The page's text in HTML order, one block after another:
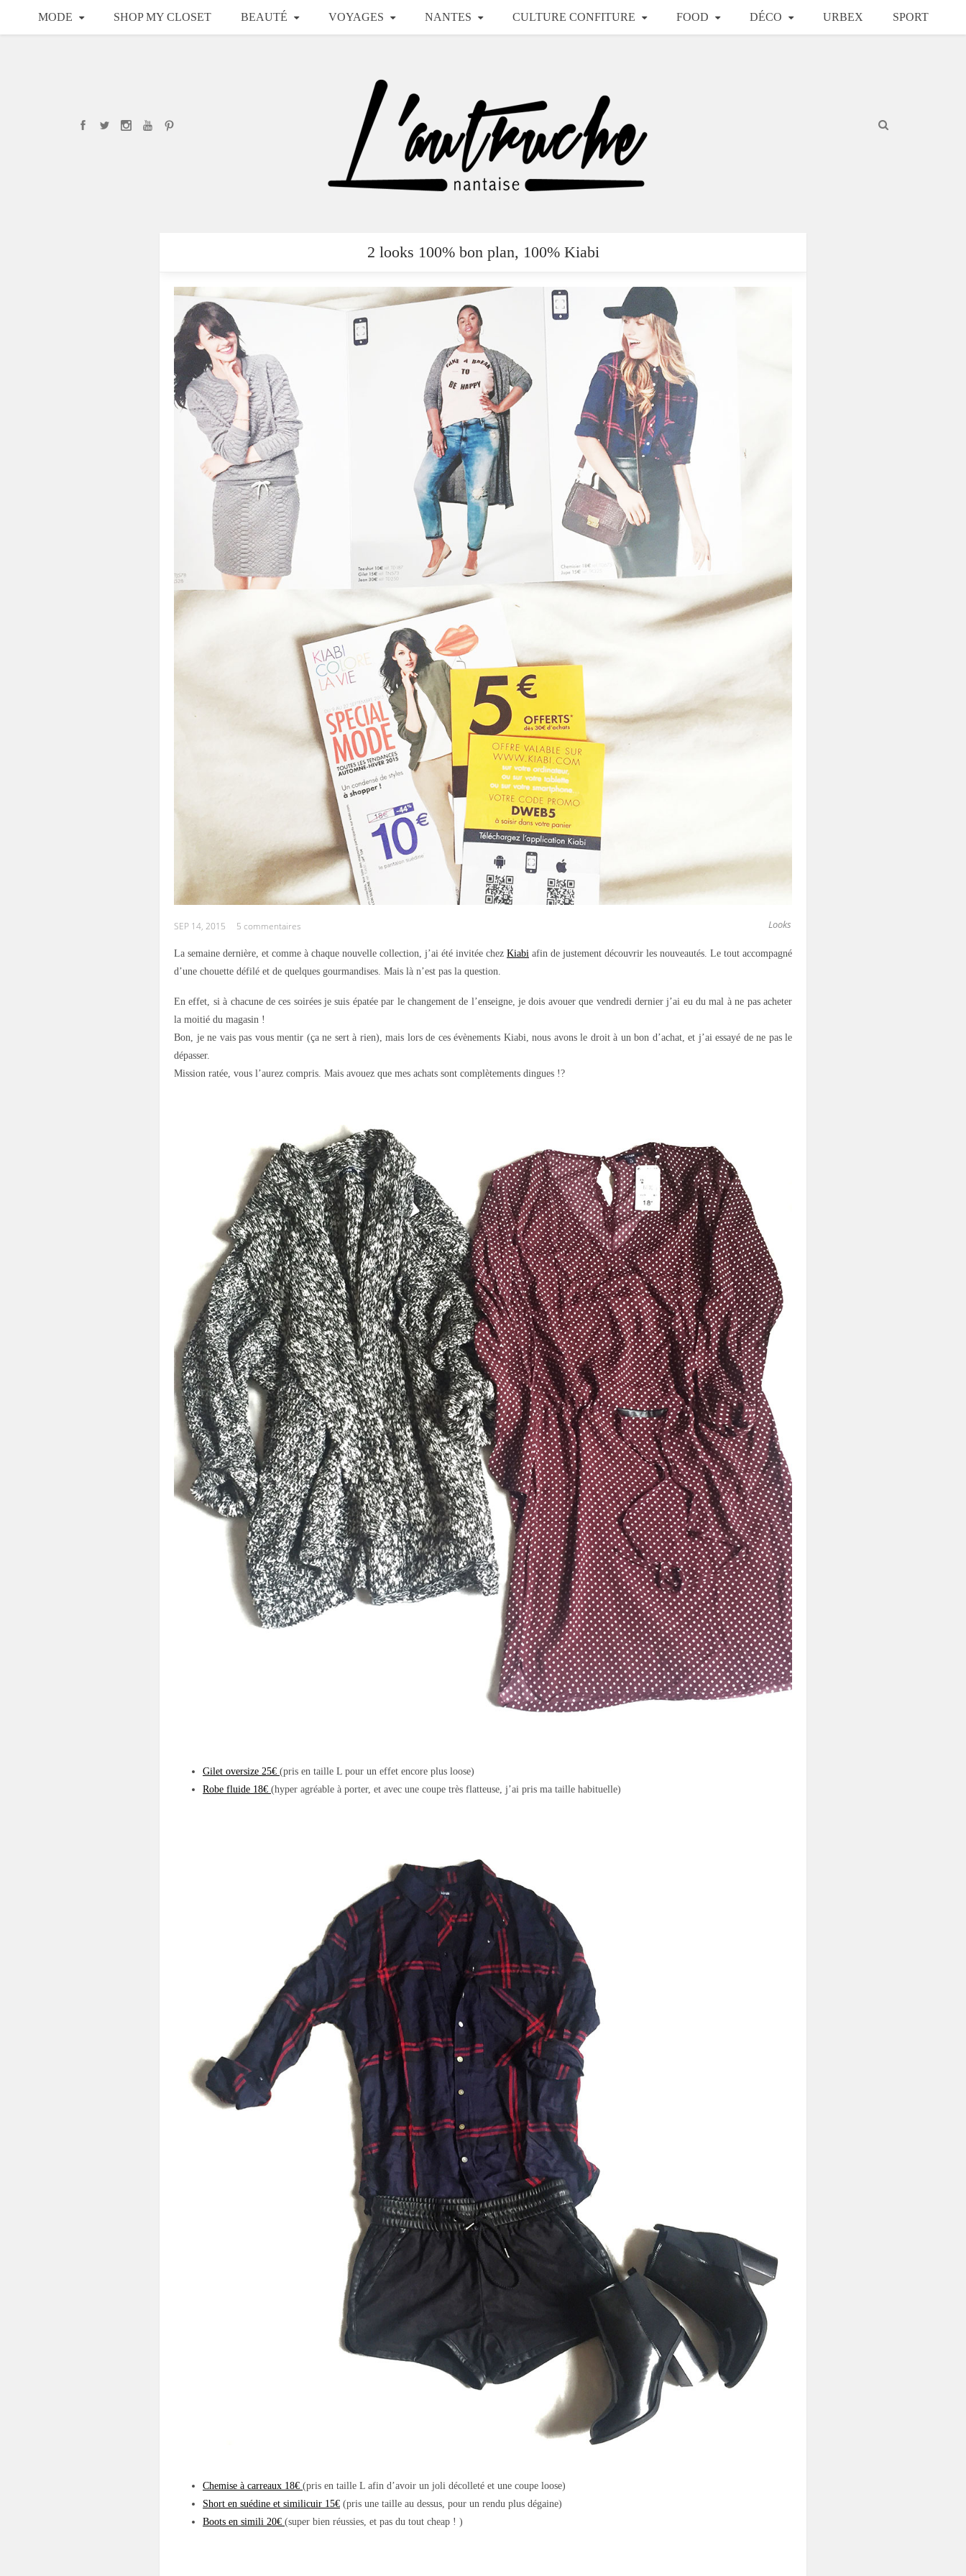
MODE SHOP MY CLOSET BEAUTÉ VOYAGES NANTES CULTURE CONFITURE FOOD DÉCO URBEX SPORT
2 looks 100% bon plan, 100% Kiabi
Looks
SEP 14, 2015 5 commentaires
La semaine dernière, et comme à chaque nouvelle collection, j’ai été invitée chez Kiabi afin de justement découvrir les nouveautés. Le tout accompagné
d’une chouette défilé et de quelques gourmandises. Mais là n’est pas la question.
En effet, si à chacune de ces soirées je suis épatée par le changement de l’enseigne, je dois avouer que vendredi dernier j’ai eu du mal à ne pas acheter
la moitié du magasin !
Bon, je ne vais pas vous mentir (ça ne sert à rien), mais lors de ces évènements Kiabi, nous avons le droit à un bon d’achat, et j’ai essayé de ne pas le
dépasser.
Mission ratée, vous l’aurez compris. Mais avouez que mes achats sont complètements dingues !?
Gilet oversize 25€ (pris en taille L pour un effet encore plus loose)
Robe fluide 18€ (hyper agréable à porter, et avec une coupe très flatteuse, j’ai pris ma taille habituelle)
Chemise à carreaux 18€ (pris en taille L afin d’avoir un joli décolleté et une coupe loose)
Short en suédine et similicuir 15€ (pris une taille au dessus, pour un rendu plus dégaine)
Boots en simili 20€ (super bien réussies, et pas du tout cheap ! )